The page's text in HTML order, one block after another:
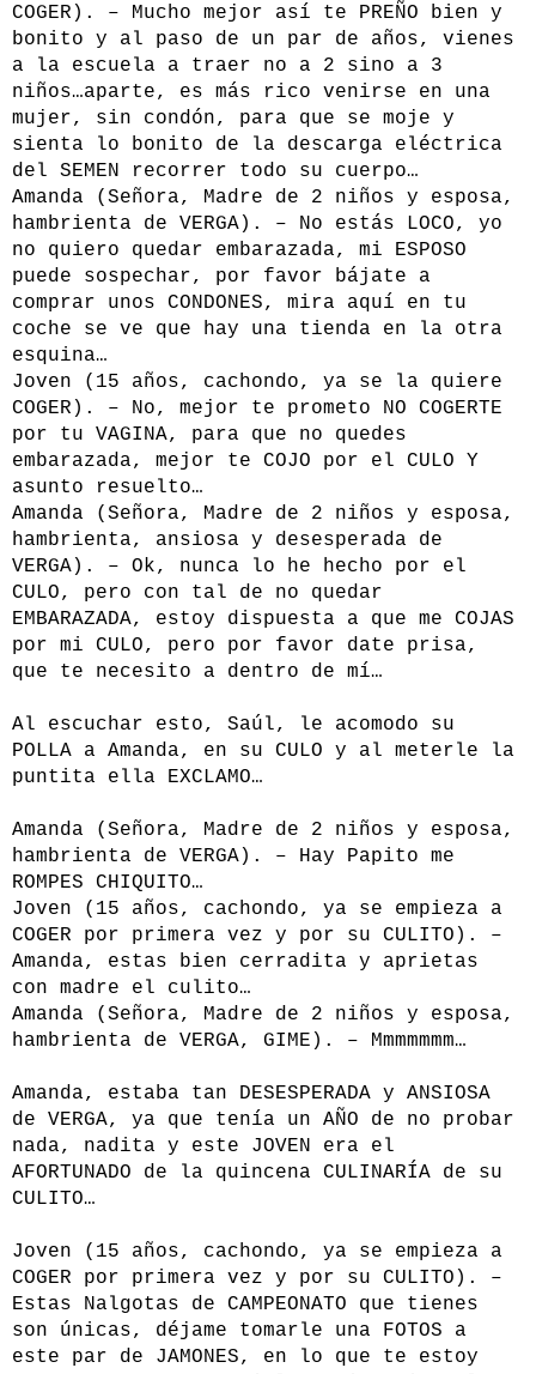
COGER). – Mucho mejor así te PREÑO bien y
bonito y al paso de un par de años, vienes
a la escuela a traer no a 2 sino a 3
niños…aparte, es más rico venirse en una
mujer, sin condón, para que se moje y
sienta lo bonito de la descarga eléctrica
del SEMEN recorrer todo su cuerpo…
Amanda (Señora, Madre de 2 niños y esposa,
hambrienta de VERGA). – No estás LOCO, yo
no quiero quedar embarazada, mi ESPOSO
puede sospechar, por favor bájate a
comprar unos CONDONES, mira aquí en tu
coche se ve que hay una tienda en la otra
esquina…
Joven (15 años, cachondo, ya se la quiere
COGER). – No, mejor te prometo NO COGERTE
por tu VAGINA, para que no quedes
embarazada, mejor te COJO por el CULO Y
asunto resuelto…
Amanda (Señora, Madre de 2 niños y esposa,
hambrienta, ansiosa y desesperada de
VERGA). – Ok, nunca lo he hecho por el
CULO, pero con tal de no quedar
EMBARAZADA, estoy dispuesta a que me COJAS
por mi CULO, pero por favor date prisa,
que te necesito a dentro de mí…
Al escuchar esto, Saúl, le acomodo su
POLLA a Amanda, en su CULO y al meterle la
puntita ella EXCLAMO…
Amanda (Señora, Madre de 2 niños y esposa,
hambrienta de VERGA). – Hay Papito me
ROMPES CHIQUITO…
Joven (15 años, cachondo, ya se empieza a
COGER por primera vez y por su CULITO). –
Amanda, estas bien cerradita y aprietas
con madre el culito…
Amanda (Señora, Madre de 2 niños y esposa,
hambrienta de VERGA, GIME). – Mmmmmmm…
Amanda, estaba tan DESESPERADA y ANSIOSA
de VERGA, ya que tenía un AÑO de no probar
nada, nadita y este JOVEN era el
AFORTUNADO de la quincena CULINARÍA de su
CULITO…
Joven (15 años, cachondo, ya se empieza a
COGER por primera vez y por su CULITO). –
Estas Nalgotas de CAMPEONATO que tienes
son únicas, déjame tomarle una FOTOS a
este par de JAMONES, en lo que te estoy